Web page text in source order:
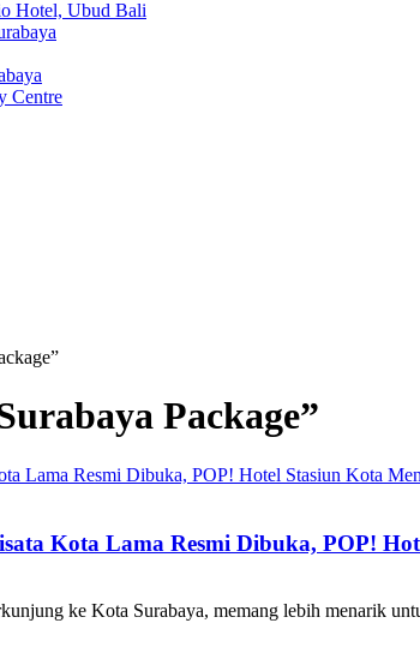
Hotel, Ubud Bali
Centre
Package”
Kota Lama Resmi Dibuka, POP!
ke Kota Surabaya, memang lebih menarik